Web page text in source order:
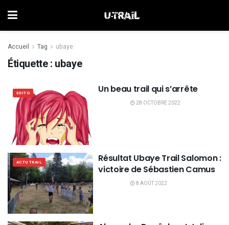
Accueil Tag ubaye
Étiquette : ubaye
EDITO Un beau trail qui s’arrête
28 OCTOBRE 2022
ACTU TRAIL
Résultat Ubaye Trail Salomon :
victoire de Sébastien Camus
8 AOÛT 2022